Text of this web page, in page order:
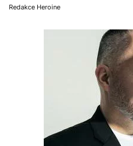
Redakce Heroine